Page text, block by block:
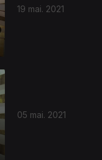
19 mai. 2021
05 mai. 2021